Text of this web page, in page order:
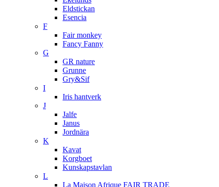
Eldstickan
Esencia
F
Fair monkey
Fancy Fanny
G
GR nature
Grunne
Gry&Sif
I
Iris hantverk
J
Jalfe
Janus
Jordnära
K
Kavat
Korgboet
Kunskapstavlan
L
La Maison Afrique FAIR TRADE